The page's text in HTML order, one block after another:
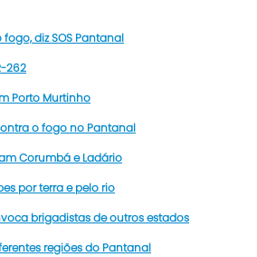
diz SOS Pantanal
262
Porto Murtinho
o fogo no Pantanal
Corumbá e Ladário
por terra e pelo rio
brigadistas de outros estados
regiões do Pantanal